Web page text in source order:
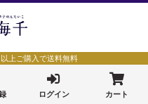
上ご購入で送料無料
ログイン カート